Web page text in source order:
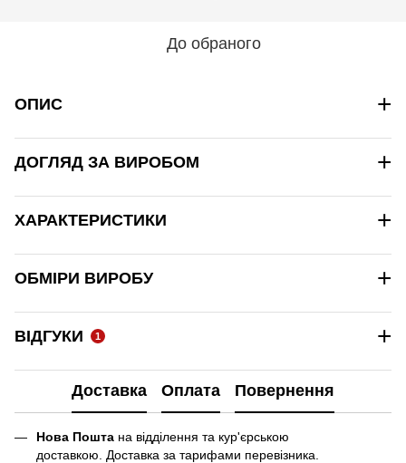
До обраного
ОПИС +
ДОГЛЯД ЗА ВИРОБОМ +
ХАРАКТЕРИСТИКИ +
ОБМІРИ ВИРОБУ +
ВІДГУКИ 1 +
Доставка Оплата Повернення
Нова Пошта на відділення та кур'єрською
доставкою. Доставка за тарифами перевізника.